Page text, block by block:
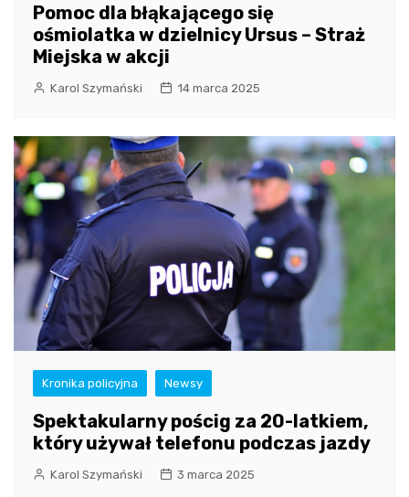
Pomoc dla błąkającego się
ośmiolatka w dzielnicy Ursus – Straż
Miejska w akcji
Karol Szymański 14 marca 2025
Kronika policyjna Newsy
Spektakularny pościg za 20-latkiem,
który używał telefonu podczas jazdy
Karol Szymański 3 marca 2025